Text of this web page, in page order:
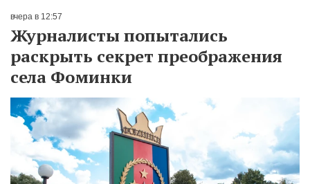
вчера в 12:57
Журналисты попытались
раскрыть секрет преображения
села Фоминки